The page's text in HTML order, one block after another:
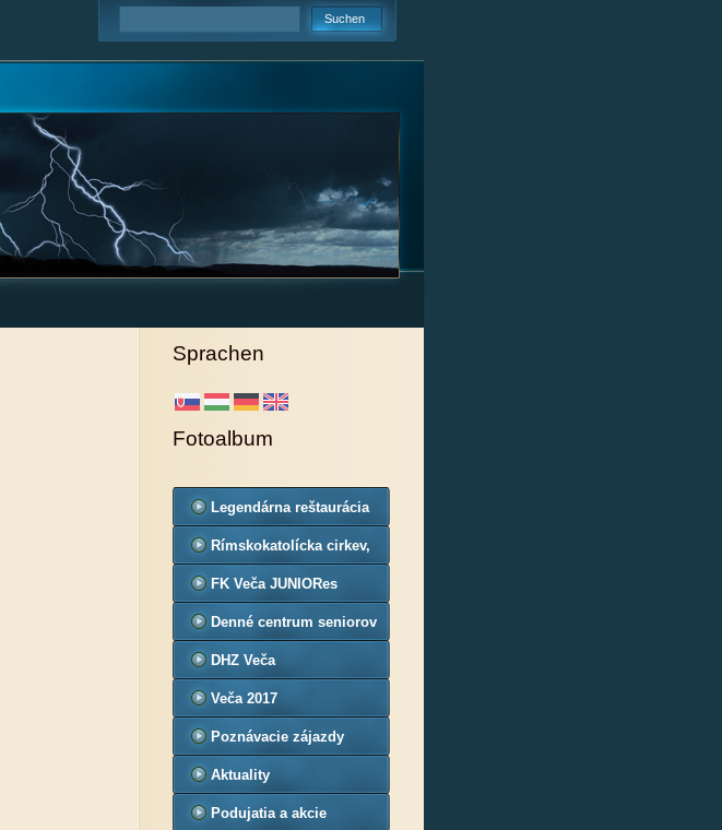
Sprachen
Fotoalbum
Legendárna reštaurácia
Corgoň
Rímskokatolícka cirkev,
farnosť Veča
FK Veča JUNIORes
Denné centrum seniorov
č.3
DHZ Veča
Veča 2017
Poznávacie zájazdy
Aktuality
Podujatia a akcie